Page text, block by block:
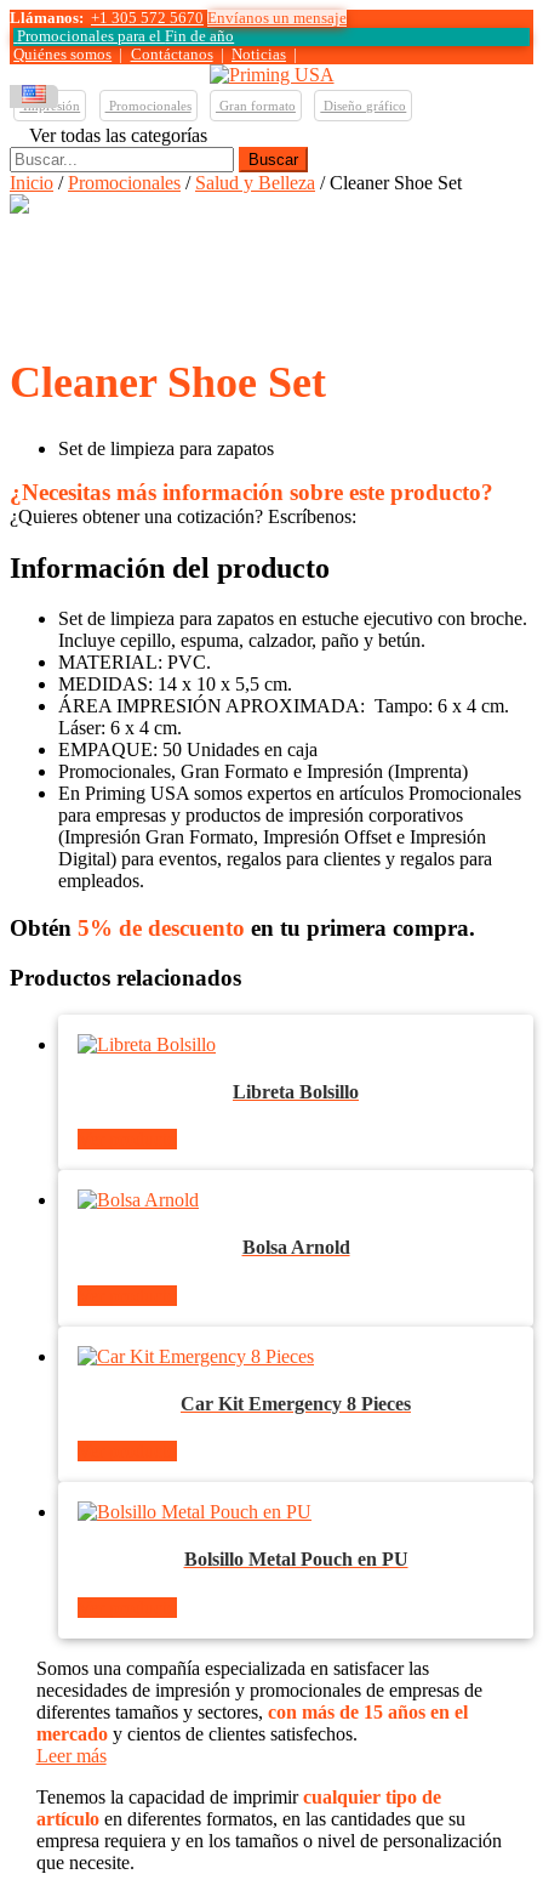
Llámanos: +1 305 572 5670 Envíanos un mensaje
Promocionales para elFin de año
Quiénes somos
Contáctanos Noticias
Impresión Promocionales Gran formato Diseño gráfico
Ver todas las categorías
Buscar:
Inicio /Promocionales / Salud y Belleza / Cleaner Shoe Set
Cleaner Shoe Set
Set de limpieza para zapatos
¿Necesitas más información sobre este producto?
¿Quieres obtener una cotización? Escríbenos:
Información del producto
Set de limpieza para zapatos en estuche ejecutivo con broche.
Incluye cepillo, espuma, calzador, paño y betún.
MATERIAL: PVC.
MEDIDAS: 14 x 10 x 5,5 cm.
ÁREA IMPRESIÓN APROXIMADA: Tampo: 6 x 4 cm.
Láser: 6 x 4 cm.
EMPAQUE: 50 Unidades en caja
Promocionales, Gran Formato e Impresión (Imprenta)
En Priming USA somos expertos en artículos Promocionales
para empresas y productos de impresión corporativos
(Impresión Gran Formato, Impresión Offset e Impresión
Digital) para eventos, regalos para clientes y regalos para
empleados.
Obtén 5% de descuento en tu primera compra.
Productos relacionados
Libreta Bolsillo
Bolsa Arnold
Car Kit Emergency 8 Pieces
Bolsillo Metal Pouch en PU
Somos una compañía especializada en satisfacer las
necesidades de impresión y promocionales de empresas de
diferentes tamaños y sectores, con más de 15 años en el
mercadoy cientos de clientes satisfechos.
Leer más
Tenemos la capacidad de imprimircualquier tipo de
artículoen diferentes formatos, en las cantidades que su
empresa requiera y en los tamaños o nivel de personalización
que necesite.